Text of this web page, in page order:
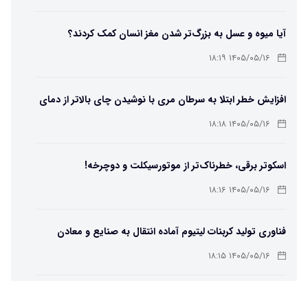
آیا میوه و عسل به بزرگ‌تر شدن مغز انسان کمک کردند؟
۱۴۰۵/۰۵/۱۶ ۱۸:۱۹
افزایش خطر ابتلا به سرطان مری با نوشیدن چای بالاتر از دمای
۶۵ درجه ۱۴۰۵/۰۵/۱۶ ۱۸:۱۸
اسکوتر برقی، خطرناک‌تر از موتورسیکلت و دوچرخه!
۱۴۰۵/۰۵/۱۶ ۱۸:۱۶
فناوری تولید کربنات لیتیوم آماده انتقال به صنایع و معادن
است۱۴۰۵/۰۵/۱۶ ۱۸:۱۵